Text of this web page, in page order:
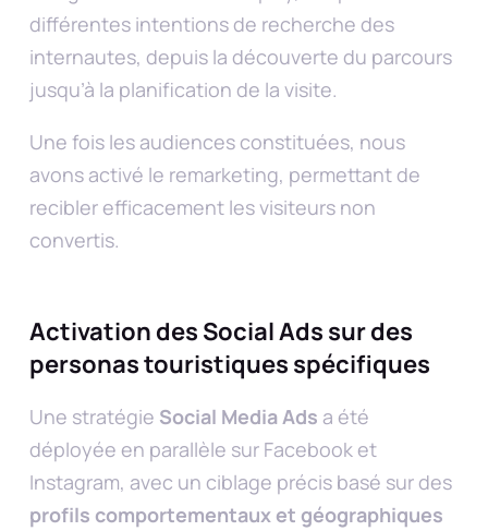
différentes intentions de recherche des
internautes, depuis la découverte du parcours
jusqu’à la planification de la visite.
Une fois les audiences constituées, nous
avons activé le remarketing, permettant de
recibler efficacement les visiteurs non
convertis.
Activation des Social Ads sur des
personas touristiques spécifiques
Une stratégie Social Media Ads a été
déployée en parallèle sur Facebook et
Instagram, avec un ciblage précis basé sur des
profils comportementaux et géographiques